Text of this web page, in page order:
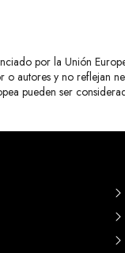
por la Unión
o autores y no reflejan
pueden ser